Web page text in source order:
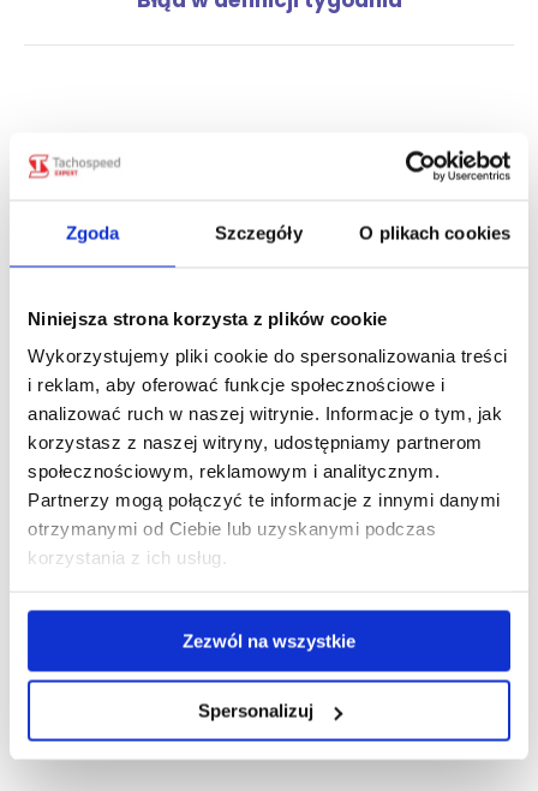
Zgoda Szczegóły O plikach cookies
Niniejsza strona korzysta z plików cookie
Wykorzystujemy pliki cookie do spersonalizowania treści
i reklam, aby oferować funkcje społecznościowe i
analizować ruch w naszej witrynie. Informacje o tym, jak
korzystasz z naszej witryny, udostępniamy partnerom
społecznościowym, reklamowym i analitycznym.
Partnerzy mogą połączyć te informacje z innymi danymi
otrzymanymi od Ciebie lub uzyskanymi podczas
korzystania z ich usług.
Zezwól na wszystkie
Spersonalizuj
Zobacz również
nowej generacji. Które urządzenia
Zniesienie opłaty e-TOLL dla pojazdów
lekkich z przyczepą od 21 września
2026 r.
pt., 31 lip 2026
Zwrot myta we Włoszech za korki.
Przewoźnik może odzyskać nawet
100% opłaty.
European Labour Authority (ELA)
wyjaśniła nowe obowiązki dla busów w
transporcie międzynarodowym.
pt., 17 lip 2026